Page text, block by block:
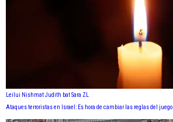
Leilui Nishmat Judith bat Sara ZL
Ataques terroristas en Israel: Es hora de cambiar las reglas del juego